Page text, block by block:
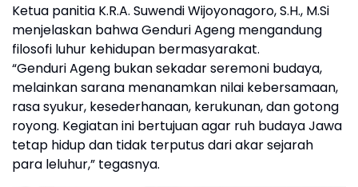
Ketua panitia K.R.A. Suwendi Wijoyonagoro, S.H., M.Si
menjelaskan bahwa Genduri Ageng mengandung
filosofi luhur kehidupan bermasyarakat.
“Genduri Ageng bukan sekadar seremoni budaya,
melainkan sarana menanamkan nilai kebersamaan,
rasa syukur, kesederhanaan, kerukunan, dan gotong
royong. Kegiatan ini bertujuan agar ruh budaya Jawa
tetap hidup dan tidak terputus dari akar sejarah
para leluhur,” tegasnya.